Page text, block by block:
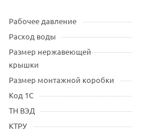
Рабочее давление
Расход воды
Размер нержавеющей
крышки
Размер монтажной коробки
Код 1С
ТН ВЭД
КТРУ